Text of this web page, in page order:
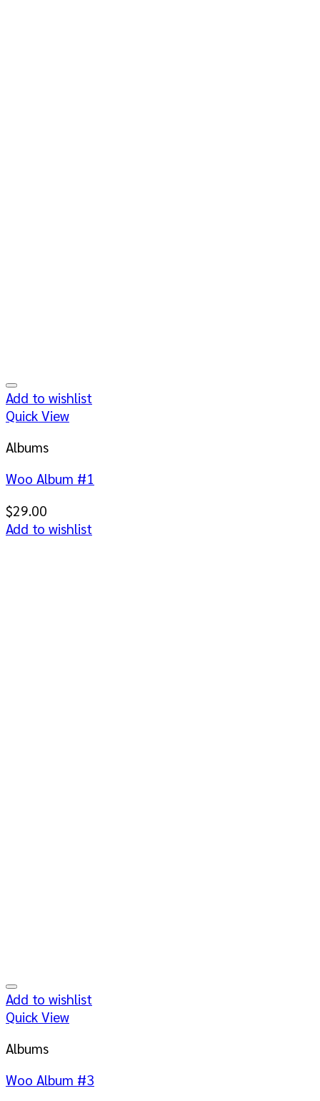
Add to wishlist
Quick View
Albums
Woo Album #1
$29.00
Add to wishlist
Add to wishlist
Quick View
Albums
Woo Album #3